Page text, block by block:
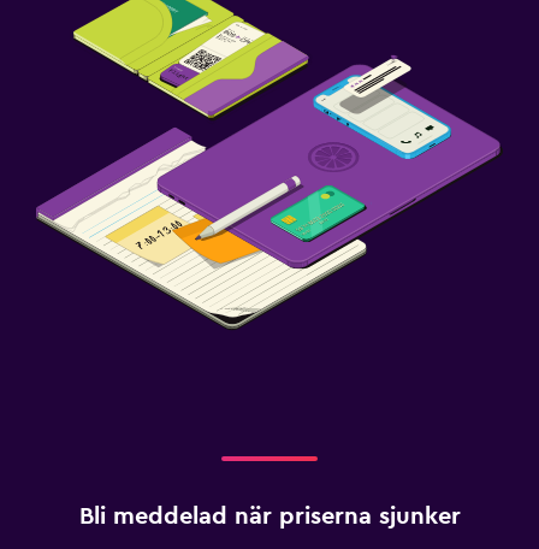
Bli meddelad när priserna sjunker